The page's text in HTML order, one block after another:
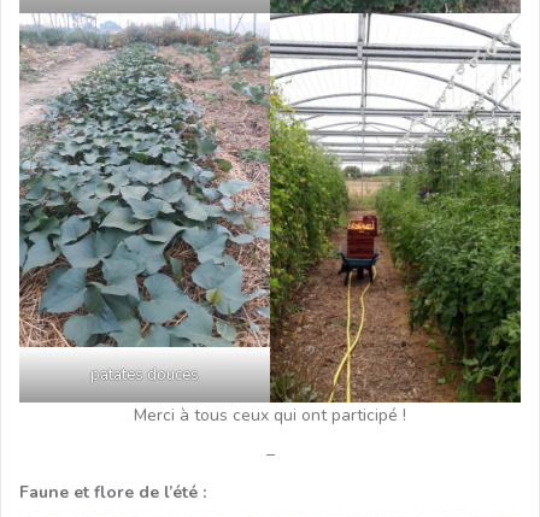
patates douces
Merci à tous ceux qui ont participé !
–
Faune et flore de l’été :